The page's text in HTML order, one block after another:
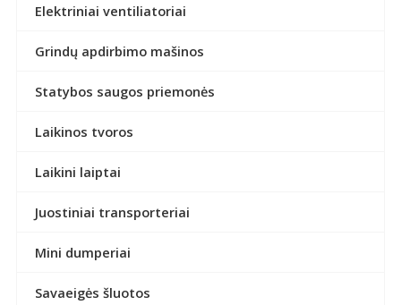
Elektriniai ventiliatoriai
Grindų apdirbimo mašinos
Statybos saugos priemonės
Laikinos tvoros
Laikini laiptai
Juostiniai transporteriai
Mini dumperiai
Savaeigės šluotos